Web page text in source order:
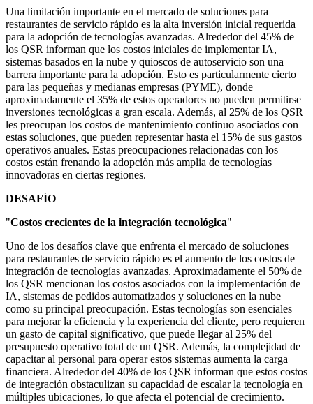
Una limitación importante en el mercado de soluciones para
restaurantes de servicio rápido es la alta inversión inicial requerida
para la adopción de tecnologías avanzadas. Alrededor del 45% de
los QSR informan que los costos iniciales de implementar IA,
sistemas basados ​​en la nube y quioscos de autoservicio son una
barrera importante para la adopción. Esto es particularmente cierto
para las pequeñas y medianas empresas (PYME), donde
aproximadamente el 35% de estos operadores no pueden permitirse
inversiones tecnológicas a gran escala. Además, al 25% de los QSR
les preocupan los costos de mantenimiento continuo asociados con
estas soluciones, que pueden representar hasta el 15% de sus gastos
operativos anuales. Estas preocupaciones relacionadas con los
costos están frenando la adopción más amplia de tecnologías
innovadoras en ciertas regiones.
DESAFÍO
"Costos crecientes de la integración tecnológica"
Uno de los desafíos clave que enfrenta el mercado de soluciones
para restaurantes de servicio rápido es el aumento de los costos de
integración de tecnologías avanzadas. Aproximadamente el 50% de
los QSR mencionan los costos asociados con la implementación de
IA, sistemas de pedidos automatizados y soluciones en la nube
como su principal preocupación. Estas tecnologías son esenciales
para mejorar la eficiencia y la experiencia del cliente, pero requieren
un gasto de capital significativo, que puede llegar al 25% del
presupuesto operativo total de un QSR. Además, la complejidad de
capacitar al personal para operar estos sistemas aumenta la carga
financiera. Alrededor del 40% de los QSR informan que estos costos
de integración obstaculizan su capacidad de escalar la tecnología en
múltiples ubicaciones, lo que afecta el potencial de crecimiento.